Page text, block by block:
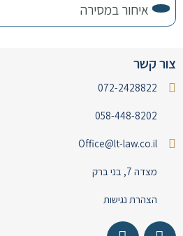
איחור במסירה
צור קשר
072-2428822
058-448-8202
Office@lt-law.co.il
מצדה 7, בני ברק
הצהרת נגישות